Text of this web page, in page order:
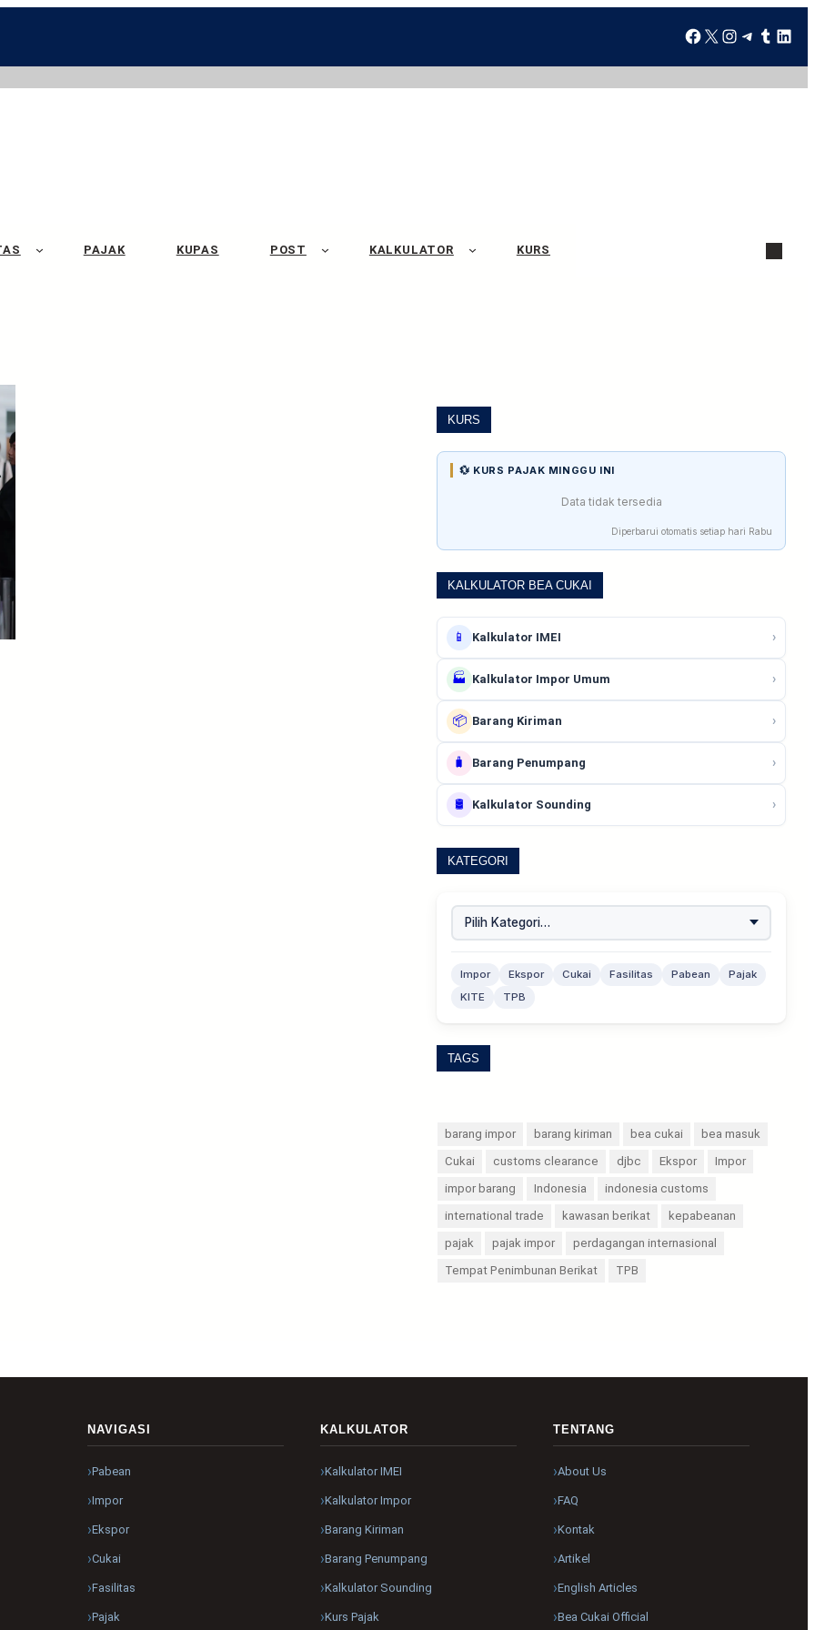
PAJAK KUPAS POST KALKULATOR KURS
KURS
💱 KURS PAJAK MINGGU INI
Data tidak tersedia
Diperbarui otomatis setiap hari Rabu
KALKULATOR BEA CUKAI
📱 Kalkulator IMEI ›
🏭 Kalkulator Impor Umum ›
📦 Barang Kiriman ›
🧳 Barang Penumpang ›
🛢️ Kalkulator Sounding ›
KATEGORI
Impor Ekspor Cukai Fasilitas Pabean
Pajak
KITE
TPB
TAGS
barang impor barang kiriman bea cukai
bea masuk
Cukai
customs clearance djbc Ekspor
Impor
impor barang
Indonesia
indonesia customs
international trade
kawasan berikat
kepabeanan
pajak
pajak impor
perdagangan internasional
Tempat Penimbunan Berikat
TPB
NAVIGASI
Pabean
Impor
Ekspor
Cukai
Fasilitas
Pajak
KALKULATOR
Kalkulator IMEI
Kalkulator Impor
Barang Kiriman
Barang Penumpang
Kalkulator Sounding
Kurs Pajak
TENTANG
About Us
FAQ
Kontak
Artikel
English Articles
Bea Cukai Official